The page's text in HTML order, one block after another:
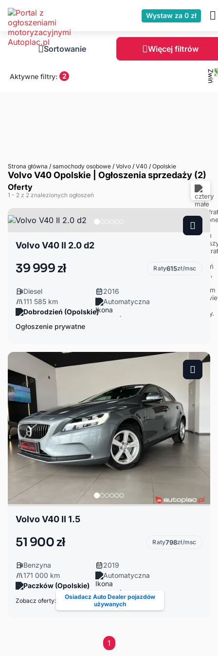
Wystaw za 0 zł
Sortowanie Więcej filtrów
Aktywne filtry: 2
Strona główna / samochody osobowe / Volvo / V40 / Opolskie
Volvo V40 Opolskie | Ogłoszenia sprzedaży (2)
Oferty
1 - 2 z 2 znalezionych ogłoszeń
Volvo V40 II 2.0 d2
39 999 zł Raty615zł/msc
Diesel
2016
111 585 km
Automatyczna
Dobrodzień (Opolskie)
Ogłoszenie prywatne
Volvo V40 II 1.5
51 900 zł Raty798zł/msc
Benzyna
2019
171 000 km
Automatyczna
Paczków (Opolskie)
Zobacz oferty:
Osiadacz Auto Dealer pojazdów
używanych
1